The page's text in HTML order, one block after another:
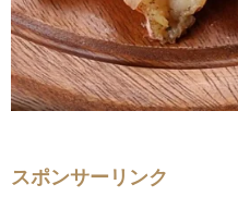
スポンサーリンク